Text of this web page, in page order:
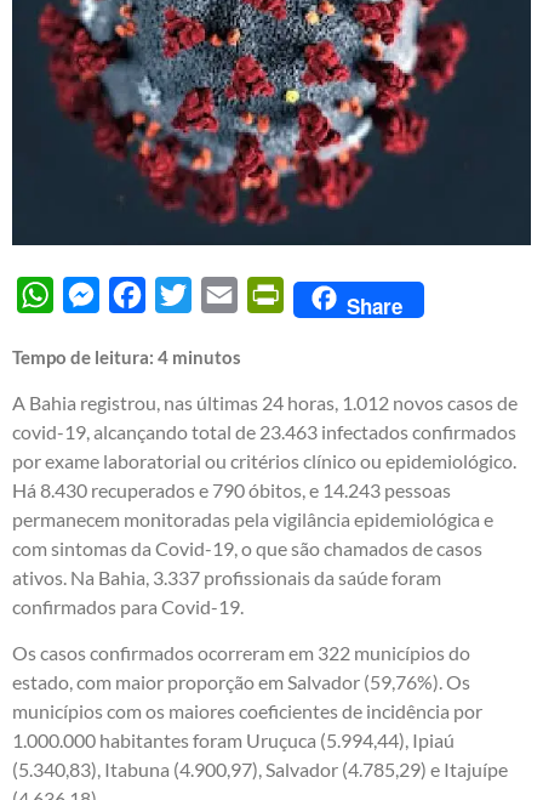
WhatsAppMessengerFacebook
Twitter Email PrintFriendly
Share
Tempo de leitura: 4 minutos
A Bahia registrou, nas últimas 24 horas, 1.012 novos casos de
covid-19, alcançando total de 23.463 infectados confirmados
por exame laboratorial ou critérios clínico ou epidemiológico.
Há 8.430 recuperados e 790 óbitos, e 14.243 pessoas
permanecem monitoradas pela vigilância epidemiológica e
com sintomas da Covid-19, o que são chamados de casos
ativos. Na Bahia, 3.337 profissionais da saúde foram
confirmados para Covid-19.
Os casos confirmados ocorreram em 322 municípios do
estado, com maior proporção em Salvador (59,76%). Os
municípios com os maiores coeficientes de incidência por
1.000.000 habitantes foram Uruçuca (5.994,44), Ipiaú
(5.340,83), Itabuna (4.900,97), Salvador (4.785,29) e Itajuípe